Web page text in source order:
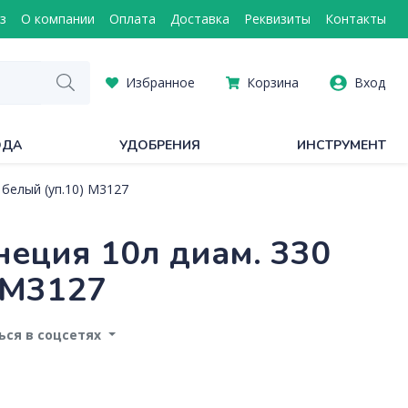
О компании Оплата Доставка Реквизиты Контакты
Избранное Корзина Вход
УДОБРЕНИЯ ИНСТРУМЕНТ
(уп.10) М3127
10л диам. 330
в соцсетях